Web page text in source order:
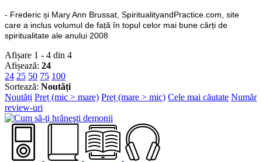
- Frederic și Mary Ann Brussat, SpiritualityandPractice.com, site
care a inclus volumul de față în topul celor mai bune cărți de
spiritualitate ale anului 2008
Afișare 1 - 4 din 4
Afișează: 24
24 25 50 75 100
Sortează: Noutăți
Noutăți Preț (mic > mare) Preț (mare > mic) Cele mai căutate Număr
review-uri